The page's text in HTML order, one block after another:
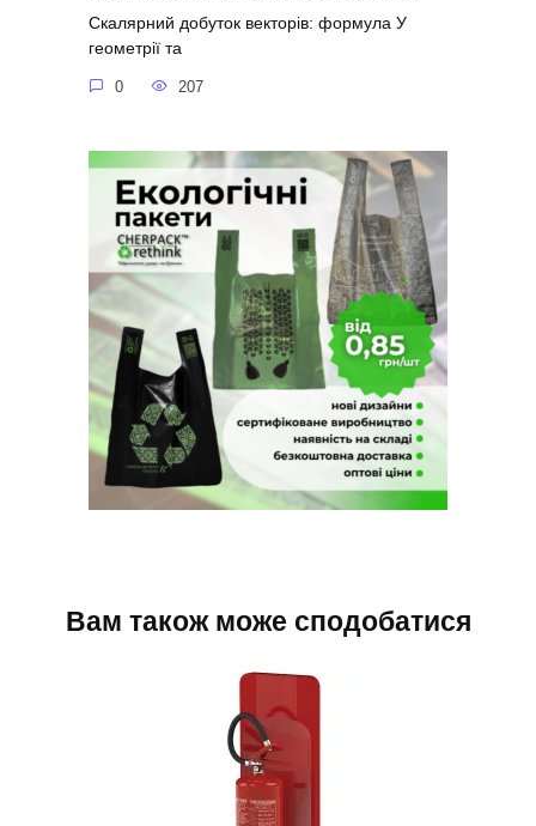
Скалярний добуток векторів: формула У
геометрії та
0 207
Вам також може сподобатися